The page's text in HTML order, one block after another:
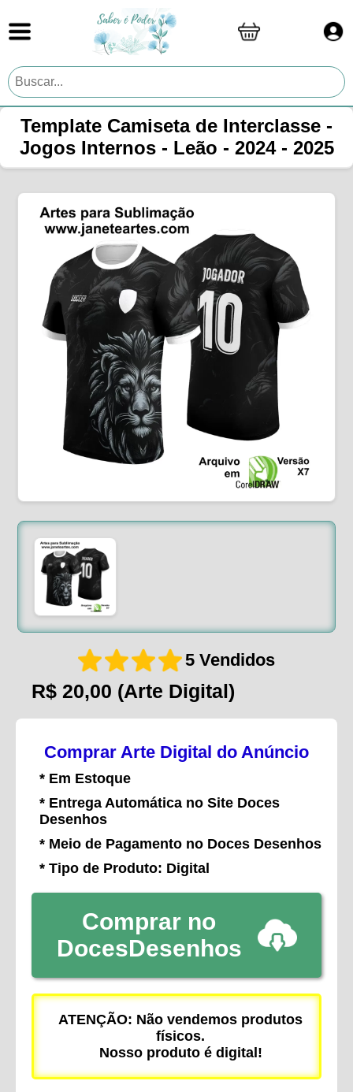
Template Camiseta de Interclasse -
Jogos Internos - Leão - 2024 - 2025
5 Vendidos
R$ 20,00 (Arte Digital)
Comprar Arte Digital do Anúncio
* Em Estoque
* Entrega Automática no Site Doces
Desenhos
* Meio de Pagamento no Doces Desenhos
* Tipo de Produto: Digital
Comprar no
DocesDesenhos
ATENÇÃO: Não vendemos produtos
físicos.
Nosso produto é digital!